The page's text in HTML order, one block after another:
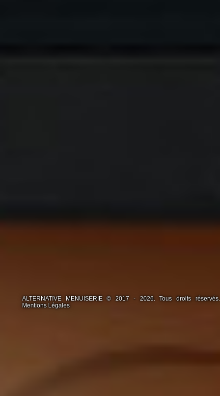
ALTERNATIVE MENUISERIE © 2017 - 2026. Tous droits réservés.
Mentions Légales